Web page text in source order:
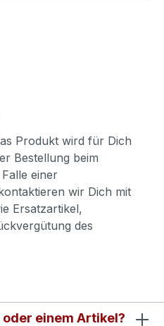
Produkt wird für Dich
Bestellung beim
einer
wir Dich mit
Ersatzartikel,
des
einem Artikel?